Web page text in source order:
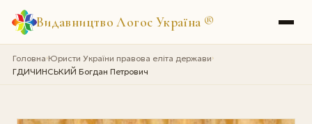
Видавництво Логос Україна ®
Головна›Юристи України правова еліта держави›
ГДИЧИНСЬКИЙ Богдан Петрович